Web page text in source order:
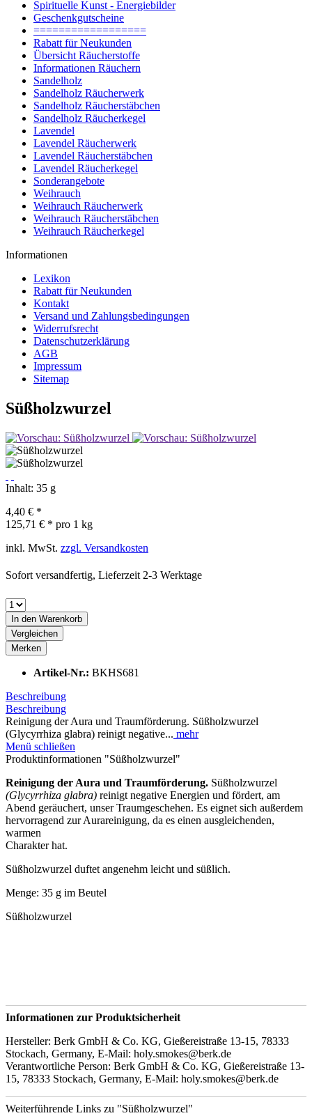
Spirituelle Kunst - Energiebilder
Geschenkgutscheine
==================
Rabatt für Neukunden
Übersicht Räucherstoffe
Informationen Räuchern
Sandelholz
Sandelholz Räucherwerk
Sandelholz Räucherstäbchen
Sandelholz Räucherkegel
Lavendel
Lavendel Räucherwerk
Lavendel Räucherstäbchen
Lavendel Räucherkegel
Sonderangebote
Weihrauch
Weihrauch Räucherwerk
Weihrauch Räucherstäbchen
Weihrauch Räucherkegel
Informationen
Lexikon
Rabatt für Neukunden
Kontakt
Versand und Zahlungsbedingungen
Widerrufsrecht
Datenschutzerklärung
AGB
Impressum
Sitemap
Süßholzwurzel
Inhalt: 35 g
4,40 € *
125,71 € * pro 1 kg
inkl. MwSt. zzgl. Versandkosten
Sofort versandfertig, Lieferzeit 2-3 Werktage
In den Warenkorb
Vergleichen
Merken
Artikel-Nr.: BKHS681
Beschreibung
Beschreibung
Reinigung der Aura und Traumförderung. Süßholzwurzel
(Glycyrrhiza glabra) reinigt negative... mehr
Menü schließen
Produktinformationen "Süßholzwurzel"
Reinigung der Aura und Traumförderung. Süßholzwurzel
(Glycyrrhiza glabra) reinigt negative Energien und fördert, am
Abend geräuchert, unser Traumgeschehen. Es eignet sich außerdem
hervorragend zur Aurareinigung, da es einen ausgleichenden,
warmen
Charakter hat.
Süßholzwurzel duftet angenehm leicht und süßlich.
Menge: 35 g im Beutel
Süßholzwurzel
Informationen zur Produktsicherheit
Hersteller: Berk GmbH & Co. KG, Gießereistraße 13-15, 78333
Stockach, Germany, E-Mail: holy.smokes@berk.de
Verantwortliche Person: Berk GmbH & Co. KG, Gießereistraße 13-
15, 78333 Stockach, Germany, E-Mail: holy.smokes@berk.de
Weiterführende Links zu "Süßholzwurzel"